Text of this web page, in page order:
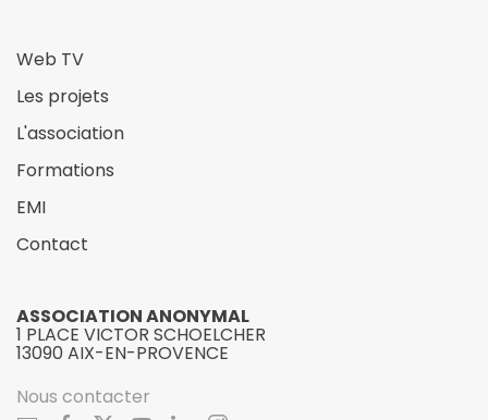
Web TV
Les projets
L'association
Formations
EMI
Contact
ASSOCIATION ANONYMAL
1 PLACE VICTOR SCHOELCHER
13090 AIX-EN-PROVENCE
Nous contacter